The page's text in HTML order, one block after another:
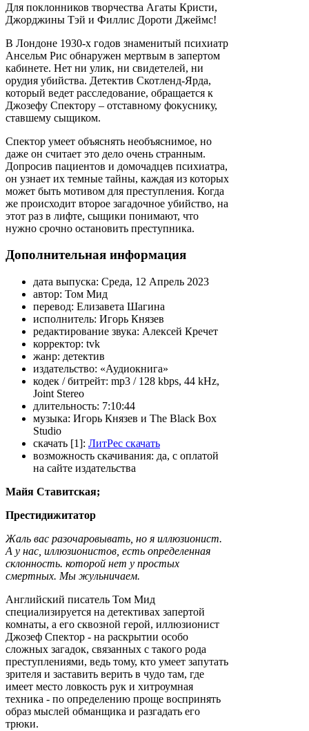
Для поклонников творчества Агаты Кристи,
Джорджины Тэй и Филлис Дороти Джеймс!
В Лондоне 1930-х годов знаменитый психиатр
Ансельм Рис обнаружен мертвым в запертом
кабинете. Нет ни улик, ни свидетелей, ни
орудия убийства. Детектив Скотленд-Ярда,
который ведет расследование, обращается к
Джозефу Спектору – отставному фокуснику,
ставшему сыщиком.
Спектор умеет объяснять необъяснимое, но
даже он считает это дело очень странным.
Допросив пациентов и домочадцев психиатра,
он узнает их темные тайны, каждая из которых
может быть мотивом для преступления. Когда
же происходит второе загадочное убийство, на
этот раз в лифте, сыщики понимают, что
нужно срочно остановить преступника.
Дополнительная информация
дата выпуска: Среда, 12 Апрель 2023
автор: Том Мид
перевод: Елизавета Шагина
исполнитель: Игорь Князев
редактирование звука: Алексей Кречет
корректор: tvk
жанр: детектив
издательство: «Аудиокнига»
кодек / битрейт: mp3 / 128 kbps, 44 kHz,
Joint Stereo
длительность: 7:10:44
музыка: Игорь Князев и The Black Box
Studio
скачать [1]: ЛитРес скачать
возможность скачивания: да, с оплатой
на сайте издательства
Майя Ставитская;
Престидижитатор
Жаль вас разочаровывать, но я иллюзионист.
А у нас, иллюзионистов, есть определенная
склонность. которой нет у простых
смертных. Мы жульничаем.
Английский писатель Том Мид
специализируется на детективах запертой
комнаты, а его сквозной герой, иллюзионист
Джозеф Спектор - на раскрытии особо
сложных загадок, связанных с такого рода
преступлениями, ведь тому, кто умеет запутать
зрителя и заставить верить в чудо там, где
имеет место ловкость рук и хитроумная
техника - по определению проще воспринять
образ мыслей обманщика и разгадать его
трюки.